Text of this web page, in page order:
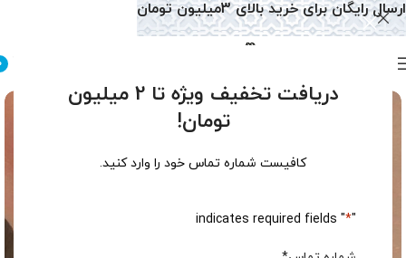
دریافت تخفیف ویژه تا 2 میلیون
تومان!
کافیست شماره تماس خود را وارد کنید.
"
*
" indicates required fields
ارسال رایگان برای خرید بالای 3میلیون تومان